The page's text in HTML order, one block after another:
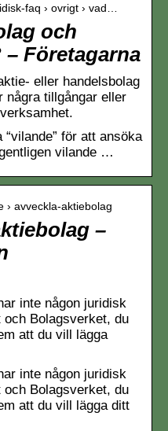
faq › ovrigt › vad…
och
Företagarna
eller handelsbolag
några tillgångar eller
för att ansöka
vilande …
› avveckla-aktiebolag
–
inte någon juridisk
Bolagsverket, du
att du vill lägga
inte någon juridisk
Bolagsverket, du
att du vill lägga ditt